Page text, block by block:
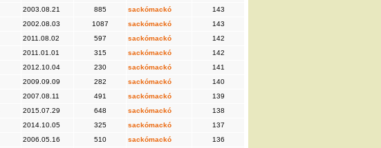
2003.08.21 885 sackómackó
143
2002.08.03 1087 sackómackó
143
2011.08.02 597 sackómackó
142
2011.01.01 315 sackómackó
142
2012.10.04 230 sackómackó
141
2009.09.09 282 sackómackó
140
2007.08.11 491 sackómackó
139
2015.07.29 648 sackómackó
138
2014.10.05 325 sackómackó
137
2006.05.16 510 sackómackó
136